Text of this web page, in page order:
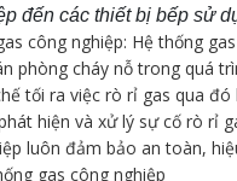
đến các thiết bị bếp sử
công nghiệp: Hệ thống
phòng cháy nỗ trong quá
tối ra việc rò rỉ gas qua
hiện và xử lý sự cố rò rỉ
luôn đảm bảo an toàn,
gas công nghiệp